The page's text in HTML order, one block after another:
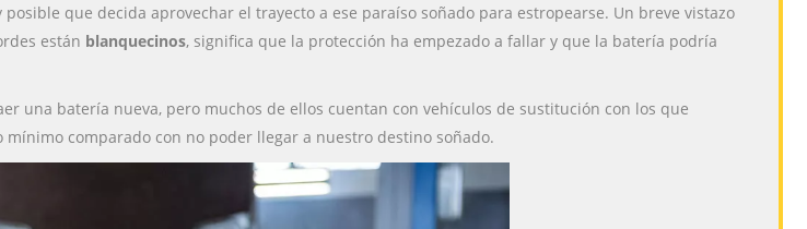
que decida aprovechar el trayecto a ese paraíso soñado para estropearse. Un breve vistazo
están blanquecinos, significa que la protección ha empezado a fallar y que la batería podría
una batería nueva, pero muchos de ellos cuentan con vehículos de sustitución con los que
comparado con no poder llegar a nuestro destino soñado.